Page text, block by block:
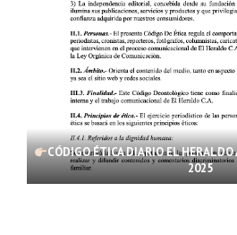
CÓDIGO ÉTICA DIARIO EL
2025